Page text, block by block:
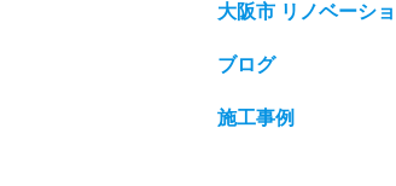
大阪市 リノベーシ
ブログ
施工事例